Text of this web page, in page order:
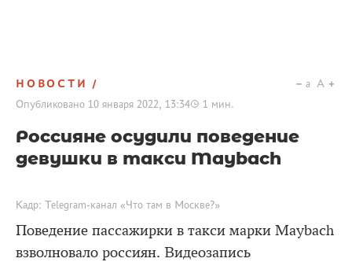
НОВОСТИ
Опубликовано 10 января 2022, 13:34 1 мин.
a A
Россияне осудили поведение
девушки в такси Maybach
Кадр: Telegram-канал «Что там в Москве?»
Поведение пассажирки в такси марки Maybach
взволновало россиян. Видеозапись